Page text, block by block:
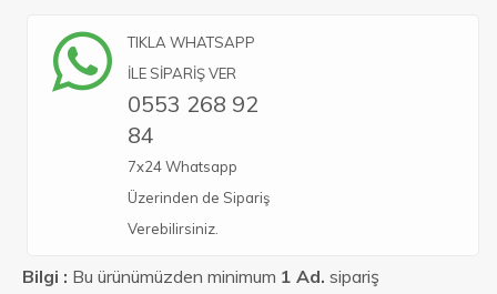
TIKLA WHATSAPP
İLE SİPARİŞ VER
0553 268 92
84
7x24 Whatsapp
Üzerinden de Sipariş
Verebilirsiniz.
Bilgi : Bu ürünümüzden minimum 1 Ad. sipariş